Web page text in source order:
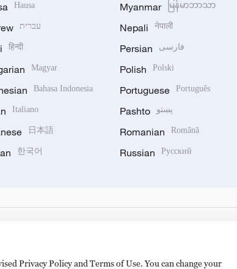
Hausa
עברית
हिन्दी
Magyar
Bahasa Indonesia
Italiano
日本語
한국어
Myanmar မြန်မာဘာသာ
Nepali नेपाली
Persian فارسی
Polish Polski
Portuguese Português
Pashto پښتو
Romanian Română
Russian Русский
Privacy Policy and Terms of Use. You can change your